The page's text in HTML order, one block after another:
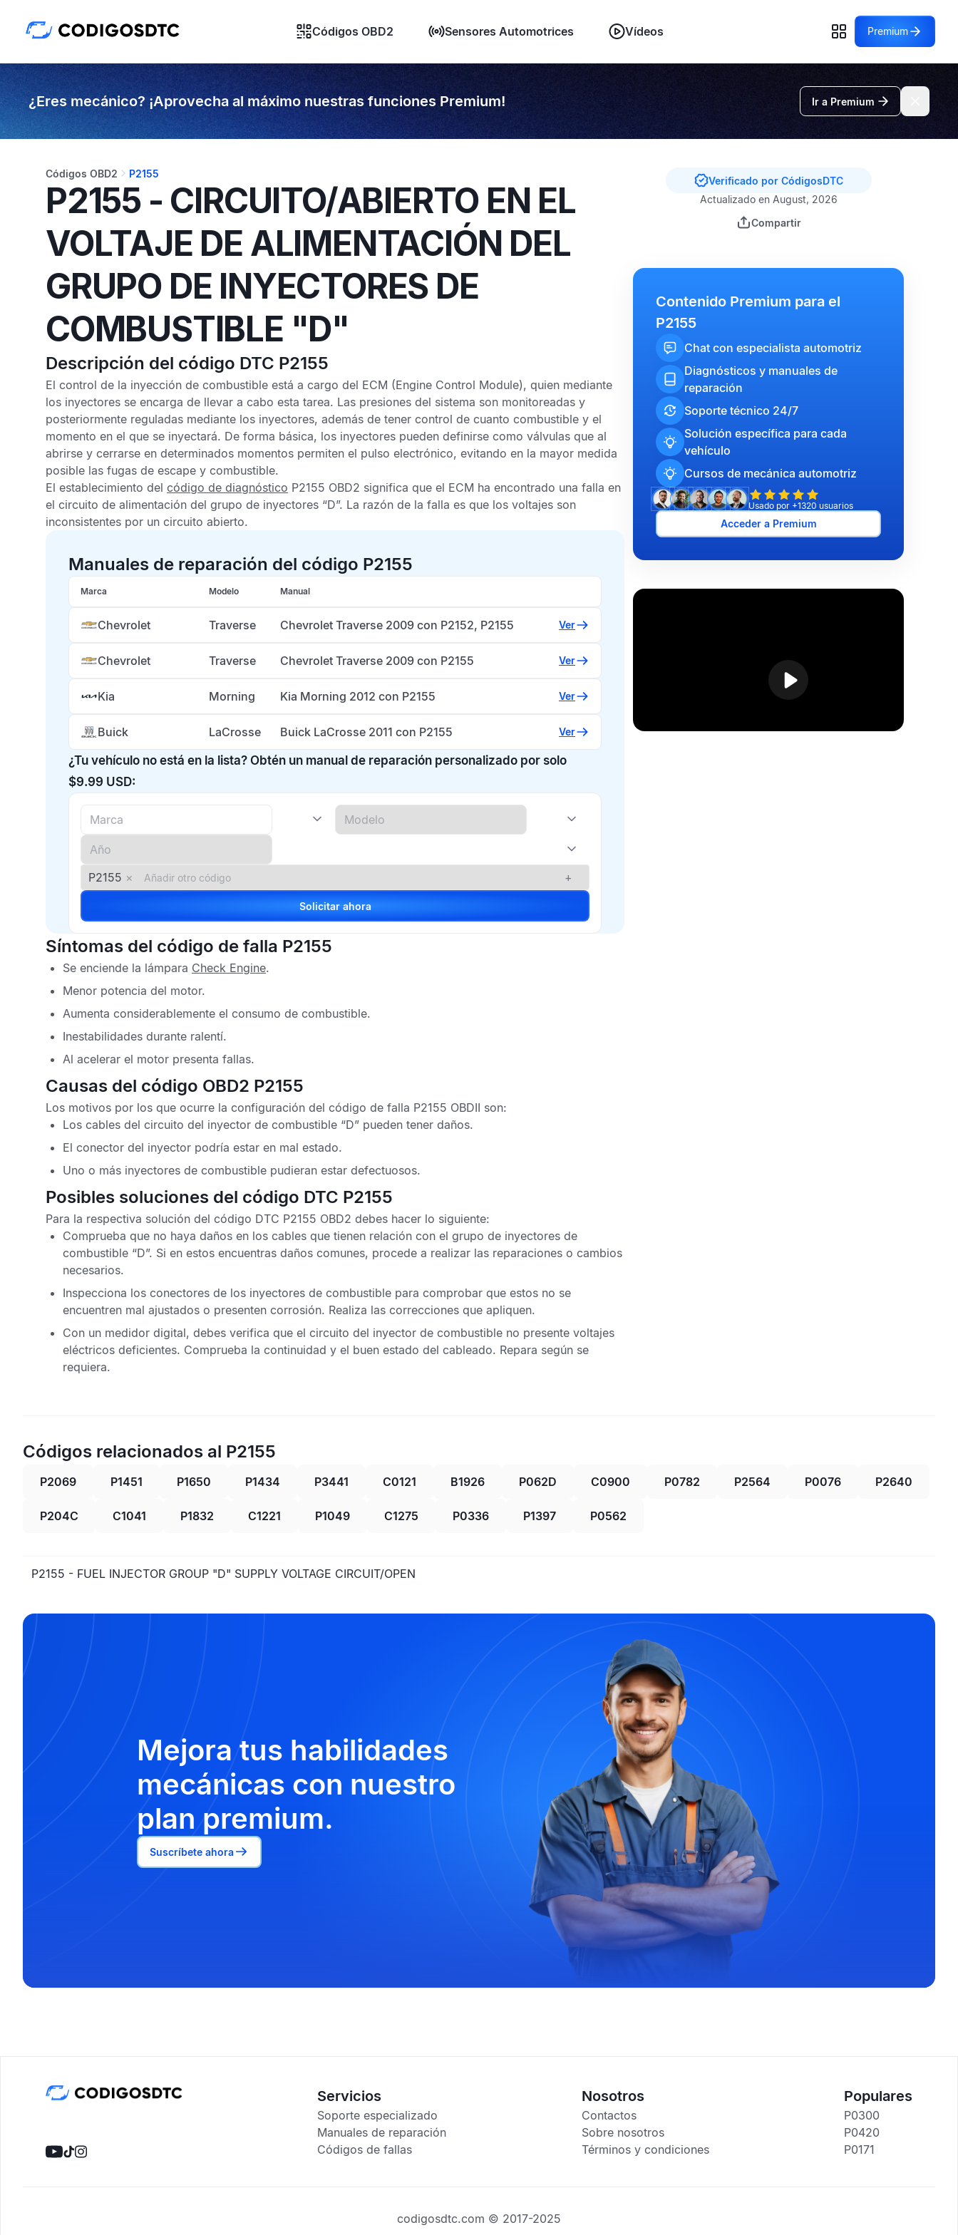
Códigos OBD2 Sensores Automotrices Vídeos Premium
¿Eres mecánico? ¡Aprovecha al máximo nuestras funciones Premium! Ir a Premium
Códigos OBD2 P2155
P2155 - CIRCUITO/ABIERTO EN EL
VOLTAJE DE ALIMENTACIÓN DEL
GRUPO DE INYECTORES DE
COMBUSTIBLE "D"
Descripción del código DTC P2155
El control de la inyección de combustible está a cargo del ECM (Engine Control Module), quien mediante
los inyectores se encarga de llevar a cabo esta tarea. Las presiones del sistema son monitoreadas y
posteriormente reguladas mediante los inyectores, además de tener control de cuanto combustible y el
momento en el que se inyectará. De forma básica, los inyectores pueden definirse como válvulas que al
abrirse y cerrarse en determinados momentos permiten el pulso electrónico, evitando en la mayor medida
posible las fugas de escape y combustible.
El establecimiento del código de diagnóstico P2155 OBD2 significa que el ECM ha encontrado una falla en
el circuito de alimentación del grupo de inyectores “D”. La razón de la falla es que los voltajes son
inconsistentes por un circuito abierto.
Manuales de reparación del código P2155
Marca Modelo Manual
Chevrolet Traverse Chevrolet Traverse 2009 con P2152, P2155 Ver
Chevrolet Traverse Chevrolet Traverse 2009 con P2155 Ver
Kia Morning Kia Morning 2012 con P2155 Ver
Buick LaCrosse Buick LaCrosse 2011 con P2155 Ver
¿Tu vehículo no está en la lista? Obtén un manual de reparación personalizado por solo
$9.99 USD:
P2155 × +
Solicitar ahora
Síntomas del código de falla P2155
Se enciende la lámpara Check Engine.
Menor potencia del motor.
Aumenta considerablemente el consumo de combustible.
Inestabilidades durante ralentí.
Al acelerar el motor presenta fallas.
Causas del código OBD2 P2155
Los motivos por los que ocurre la configuración del código de falla P2155 OBDII son:
Los cables del circuito del inyector de combustible “D” pueden tener daños.
El conector del inyector podría estar en mal estado.
Uno o más inyectores de combustible pudieran estar defectuosos.
Posibles soluciones del código DTC P2155
Para la respectiva solución del código DTC P2155 OBD2 debes hacer lo siguiente:
Comprueba que no haya daños en los cables que tienen relación con el grupo de inyectores de
combustible “D”. Si en estos encuentras daños comunes, procede a realizar las reparaciones o cambios
necesarios.
Inspecciona los conectores de los inyectores de combustible para comprobar que estos no se
encuentren mal ajustados o presenten corrosión. Realiza las correcciones que apliquen.
Con un medidor digital, debes verifica que el circuito del inyector de combustible no presente voltajes
eléctricos deficientes. Comprueba la continuidad y el buen estado del cableado. Repara según se
requiera.
Verificado por CódigosDTC
Actualizado en August, 2026
Compartir
Contenido Premium para el
P2155
Chat con especialista automotriz
Diagnósticos y manuales de
reparación
Soporte técnico 24/7
Solución específica para cada
vehículo
Cursos de mecánica automotriz
Usado por +1320 usuarios
Acceder a Premium
Códigos relacionados al P2155
P2069 P1451 P1650 P1434 P3441 C0121 B1926 P062D C0900 P0782 P2564 P0076 P2640
P204C C1041 P1832 C1221 P1049 C1275 P0336 P1397 P0562
P2155 - FUEL INJECTOR GROUP "D" SUPPLY VOLTAGE CIRCUIT/OPEN
Mejora tus habilidades
mecánicas con nuestro
plan premium.
Suscríbete ahora
Servicios
Soporte especializado
Manuales de reparación
Códigos de fallas
Nosotros
Contactos
Sobre nosotros
Términos y condiciones
Populares
P0300
P0420
P0171
codigosdtc.com © 2017-2025